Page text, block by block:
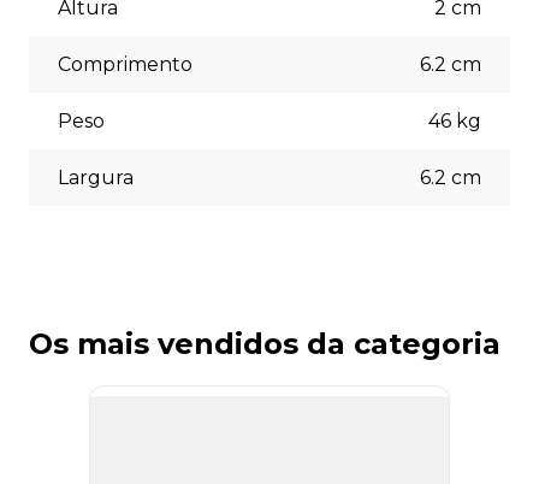
escolher a opção que melhor se adapte às suas
Altura 2 cm
Comprimento 6.2 cm
Peso 46 kg
Largura 6.2 cm
Os mais vendidos da categoria